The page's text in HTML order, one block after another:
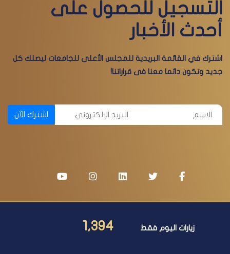
التسجيل للحصول على
أحدث الأخبار
اشترك في القائمة البريدية للمجلس الأعلى للجامعات ليصلك كل
جديد وتكون دائما معنا فى قراراتنا!
اشترك الآن
زيارات اليوم فقط 1,394